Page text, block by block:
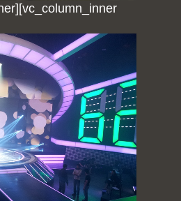
Home
Portfolio
blog
Arduino
About